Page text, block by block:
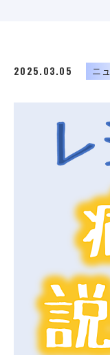
2025.03.05 ニ